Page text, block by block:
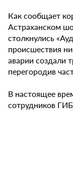
Как сообщает
Астраханском
столкнулись
происшествия
аварии создали
перегородив
В настоящее
сотрудников